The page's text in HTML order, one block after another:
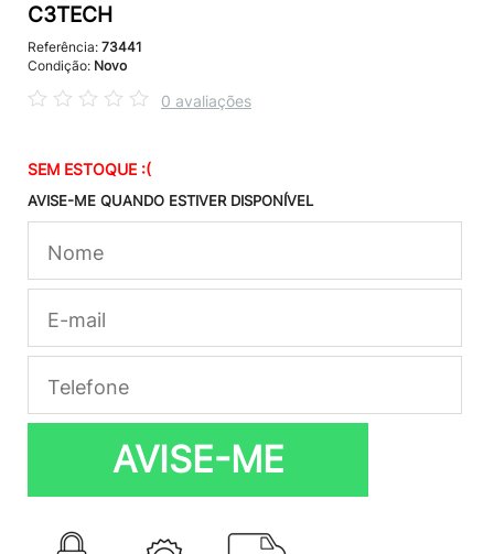
C3TECH
Referência: 73441
Condição: Novo
0 avaliações
SEM ESTOQUE :(
AVISE-ME QUANDO ESTIVER DISPONÍVEL
AVISE-ME